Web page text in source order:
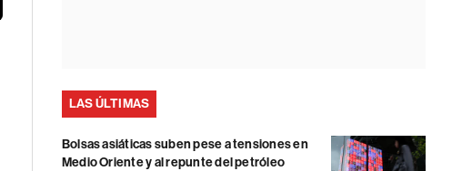
LAS ÚLTIMAS
Bolsas asiáticas suben pese a tensiones en
Medio Oriente y al repunte del petróleo